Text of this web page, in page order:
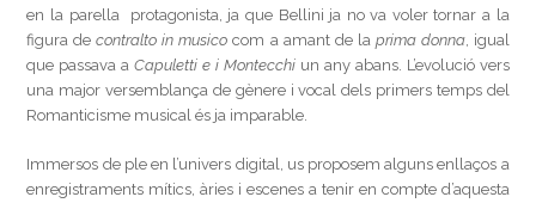
en la parella protagonista, ja que Bellini ja no va voler tornar a la
figura decontralto in musico com a amant de la prima donna, igual
que passava aCapuletti e i Montecchiun any abans. L’evolució vers
una major versemblança de gènere i vocal dels primers temps del
Romanticisme musical és ja imparable.
Immersos de ple en l’univers digital, us proposem alguns enllaços a
enregistraments mítics, àries i escenes a tenir en compte d’aquesta